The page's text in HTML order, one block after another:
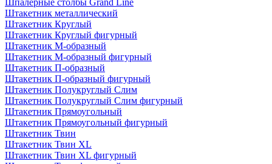
Шпалерные столбы Grand Line
Штакетник металлический
Штакетник Круглый
Штакетник Круглый фигурный
Штакетник М-образный
Штакетник М-образный фигурный
Штакетник П-образный
Штакетник П-образный фигурный
Штакетник Полукруглый Слим
Штакетник Полукруглый Слим фигурный
Штакетник Прямоугольный
Штакетник Прямоугольный фигурный
Штакетник Твин
Штакетник Твин XL
Штакетник Твин XL фигурный